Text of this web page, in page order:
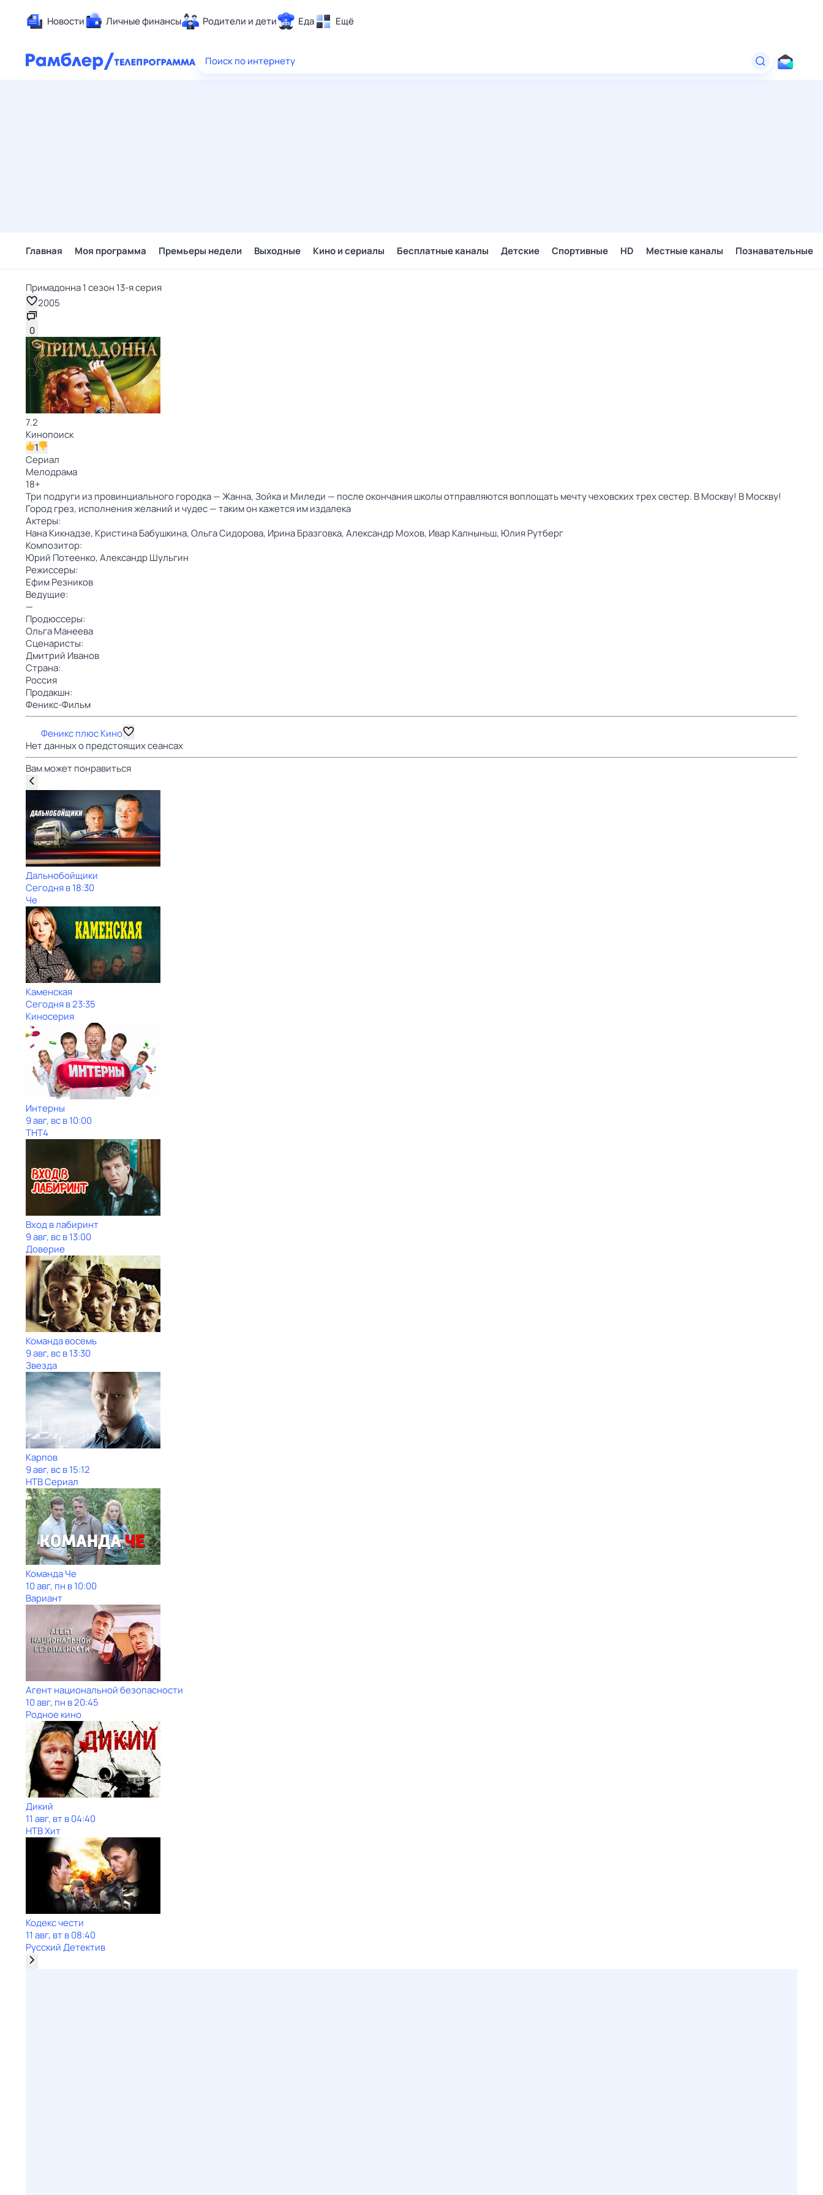
Новости Личные финансы Родители и дети Еда Ещё
Здоровье
Поиск по интернету
Главная Моя программа Премьеры недели Выходные Кино и сериалы Бесплатные каналы Детские Спортивные HD Местные каналы Познавательные
Примадонна 1 сезон 13-я серия
2005
0
7.2
Кинопоиск
1
Сериал
Мелодрама
18+
Три подруги из провинциального городка — Жанна, Зойка и Миледи — после окончания школы отправляются воплощать мечту чеховских трех сестер. В Москву! В Москву!
Город грез, исполнения желаний и чудес — таким он кажется им издалека
Актеры:
Нана Кикнадзе, Кристина Бабушкина,Ольга Сидорова, Ирина Бразговка,Александр Мохов, Ивар Калныньш, Юлия Рутберг
Композитор:
Юрий Потеенко,Александр Шульгин
Режиссеры:
Ефим Резников
Ведущие:
—
Продюссеры:
Ольга Манеева
Сценаристы:
Дмитрий Иванов
Страна:
Россия
Продакшн:
Феникс-Фильм
Феникс плюс Кино
Нет данных о предстоящих сеансах
Вам может понравиться
Дальнобойщики
Сегодня в 18:30
Че
Каменская
Сегодня в 23:35
Киносерия
Интерны
9 авг, вс в 10:00
ТНТ4
Вход в лабиринт
9 авг, вс в 13:00
Доверие
Команда восемь
9 авг, вс в 13:30
Звезда
Карпов
9 авг, вс в 15:12
НТВ Сериал
Команда Че
10 авг, пн в 10:00
Вариант
Агент национальной безопасности
10 авг, пн в 20:45
Родное кино
Дикий
11 авг, вт в 04:40
НТВ Хит
Кодекс чести
11 авг, вт в 08:40
Русский Детектив